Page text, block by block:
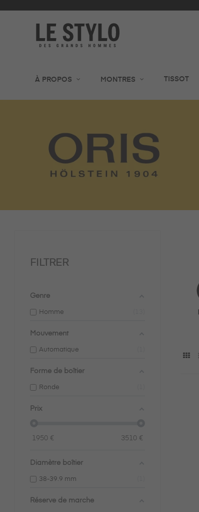
À PROPOS MONTRES TISSOT
FILTRER
Genre
Homme
Mouvement
Automatique
Forme de boîtier
Ronde
Prix
1950 € 3510 €
Diamètre boîtier
38-39.9 mm
Réserve de marche